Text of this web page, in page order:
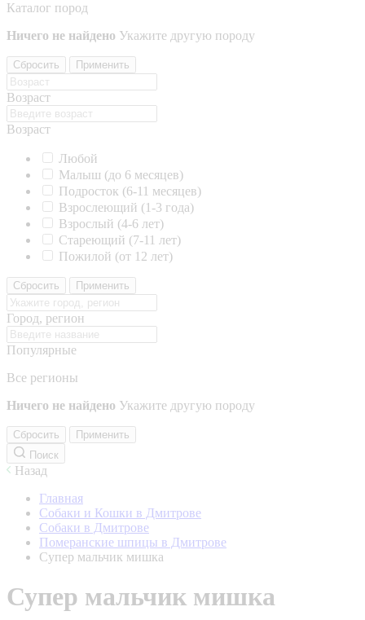
Каталог пород
Ничего не найдено Укажите другую породу
Сбросить Применить
Возраст
Возраст
Любой
Малыш (до 6 месяцев)
Подросток (6-11 месяцев)
Взрослеющий (1-3 года)
Взрослый (4-6 лет)
Стареющий (7-11 лет)
Пожилой (от 12 лет)
Сбросить Применить
Город, регион
Популярные
Все регионы
Ничего не найдено Укажите другую породу
Сбросить
Применить
Поиск
Назад
Главная
Собаки и Кошки в Дмитрове
Собаки в Дмитрове
Померанские шпицы в Дмитрове
Супер мальчик мишка
Супер мальчик мишка